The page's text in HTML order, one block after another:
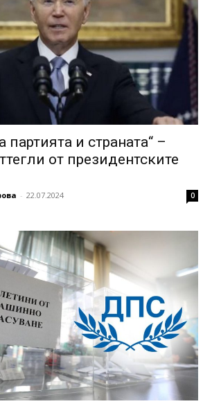
партията и страната“ –
от президентските
- 22.07.2024 0